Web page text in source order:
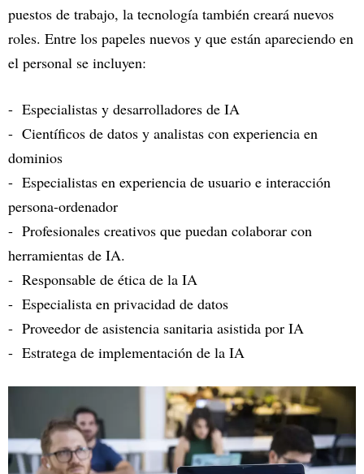
puestos de trabajo, la tecnología también creará nuevos
roles. Entre los papeles nuevos y que están apareciendo en
el personal se incluyen:
- Especialistas y desarrolladores de IA
- Científicos de datos y analistas con experiencia en
dominios
- Especialistas en experiencia de usuario e interacción
persona-ordenador
- Profesionales creativos que puedan colaborar con
herramientas de IA.
- Responsable de ética de la IA
- Especialista en privacidad de datos
- Proveedor de asistencia sanitaria asistida por IA
- Estratega de implementación de la IA